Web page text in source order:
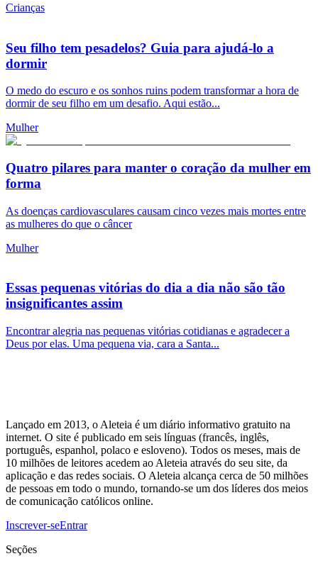
Crianças
Seu filho tem pesadelos? Guia para ajudá-lo a
dormir
O medo do escuro e os sonhos ruins podem transformar a hora de
dormir de seu filho em um desafio. Aqui estão...
Mulher
Quatro pilares para manter o coração da mulher em
forma
As doenças cardiovasculares causam cinco vezes mais mortes entre
as mulheres do que o câncer
Mulher
Essas pequenas vitórias do dia a dia não são tão
insignificantes assim
Encontrar alegria nas pequenas vitórias cotidianas e agradecer a
Deus por elas. Uma pequena via, cara a Santa...
Lançado em 2013, o Aleteia é um diário informativo gratuito na
internet. O site é publicado em seis línguas (francês, inglês,
português, espanhol, polaco e esloveno). Todos os meses, mais de
10 milhões de leitores acedem ao Aleteia através do seu site, da
aplicação e das redes sociais. O Aleteia alcança cerca de 50 milhões
de pessoas em todo o mundo, tornando-se um dos líderes dos meios
de comunicação católicos online.
Inscrever-seEntrar
Seções